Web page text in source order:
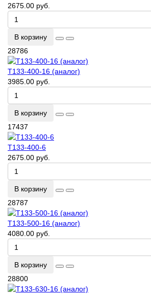
2675.00 руб.
В корзину
28786
Т133-400-16 (аналог)
3985.00 руб.
В корзину
17437
Т133-400-6
2675.00 руб.
В корзину
28787
Т133-500-16 (аналог)
4080.00 руб.
В корзину
28800